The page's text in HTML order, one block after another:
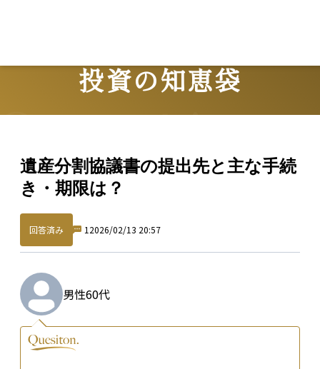
投資の知恵袋
遺産分割協議書の提出先と主な手続
き・期限は？
回答済み 1 2026/02/13 20:57
男性60代